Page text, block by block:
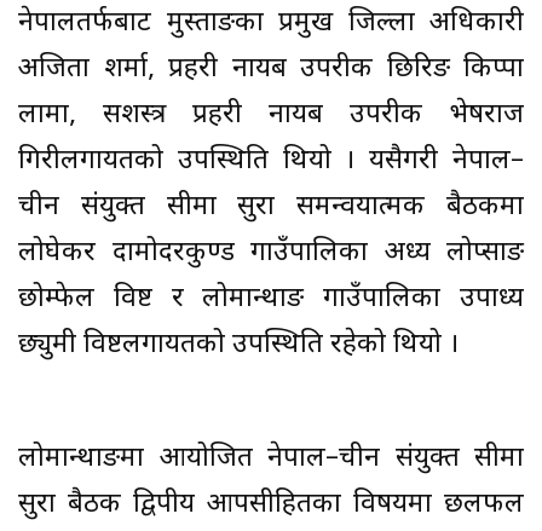
नेपालतर्फबाट मुस्ताङका प्रमुख जिल्ला अधिकारी
अजिता शर्मा, प्रहरी नायब उपरीक्षक छिरिङ किप्पा
लामा, सशस्त्र प्रहरी नायब उपरीक्षक भेषराज
गिरीलगायतको उपस्थिति थियो । यसैगरी नेपाल–
चीन संयुक्त सीमा सुरक्षा समन्वयात्मक बैठकमा
लोघेकर दामोदरकुण्ड गाउँपालिका अध्यक्ष लोप्साङ
छोम्फेल विष्ट र लोमान्थाङ गाउँपालिका उपाध्यक्ष
छ्युमी विष्टलगायतको उपस्थिति रहेको थियो ।
लोमान्थाङमा आयोजित नेपाल–चीन संयुक्त सीमा
सुरक्षा बैठक द्विपक्षीय आपसीहितका विषयमा छलफल